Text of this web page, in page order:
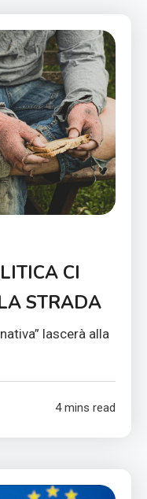
CI
STRADA
lascerà alla
4 mins read